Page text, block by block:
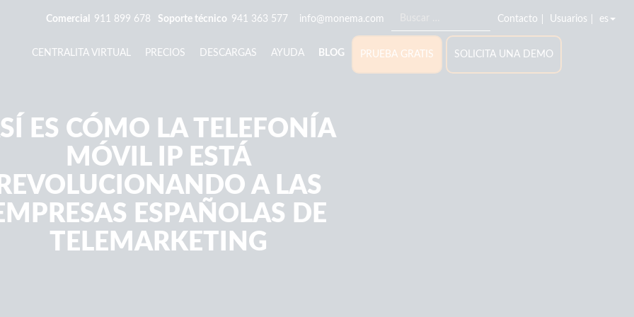
CENTRALITA VIRTUAL PRECIOS DESCARGAS AYUDA BLOG PRUEBA GRATIS SOLICITA UNA DEMO
Comercial 911 899 678 Soporte técnico 941 363 577 info@monema.com Contacto Usuarios es
ES CÓMO LA TELEFONÍA
MÓVIL IP ESTÁ
A LAS
ESPAÑOLAS DE
TELEMARKETING